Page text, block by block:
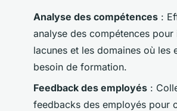
Analyse des compétences :
analyse des compétences
lacunes et les domaines où les
besoin de formation.
Feedback des employés :
feedbacks des employés pour